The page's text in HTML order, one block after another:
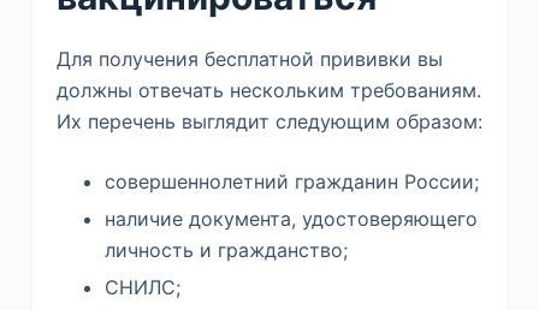
Для получения бесплатной прививки вы
должны отвечать нескольким требованиям.
Их перечень выглядит следующим образом:
совершеннолетний гражданин России;
наличие документа, удостоверяющего
личность и гражданство;
СНИЛС;